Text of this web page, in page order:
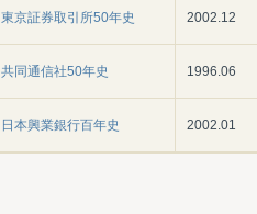
東京証券取引所50年史 2002.12
共同通信社50年史 1996.06
日本興業銀行百年史 2002.01